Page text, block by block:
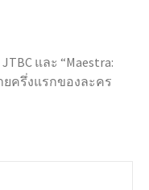
และ “Maestra:
ยครึ่งแรกของละคร